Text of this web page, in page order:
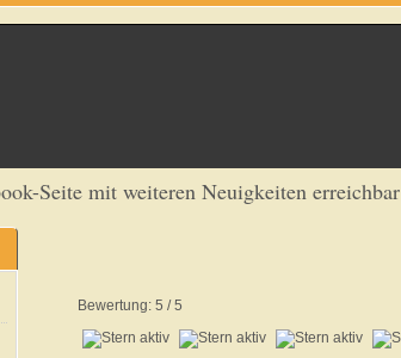
Seite mit weiteren Neuigkeiten erreichbar
Bewertung: 5 /5